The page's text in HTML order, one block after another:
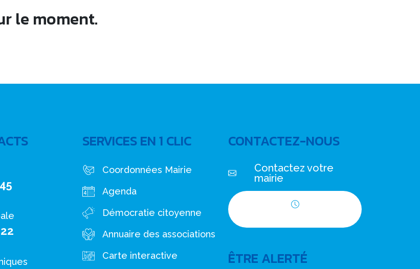
le moment.
SERVICES EN 1 CLIC
Coordonnées Mairie
Agenda
Démocratie citoyenne
Annuaire des associations
Carte interactive
CONTACTEZ-NOUS
Contactez votre
mairie
ÊTRE ALERTÉ